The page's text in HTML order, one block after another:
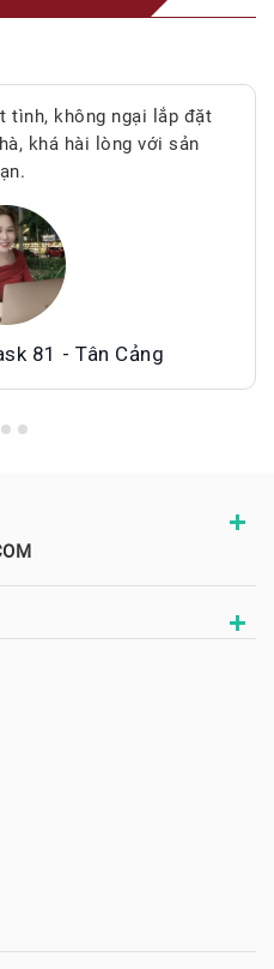
tình, không ngại lắp đặt
khá hài lòng với sản
81 - Tân Cảng